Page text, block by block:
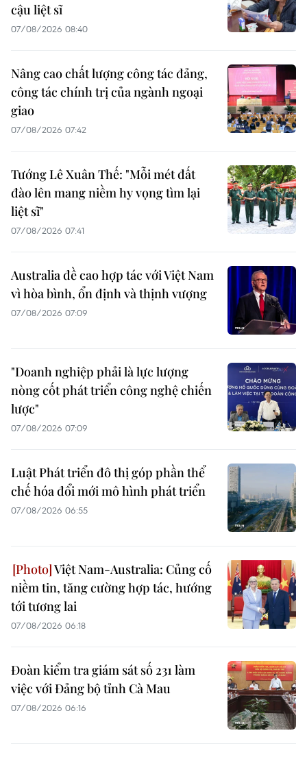
cậu liệt sĩ
07/08/2026 08:40
Nâng cao chất lượng công tác đảng,
công tác chính trị của ngành ngoại
giao
07/08/2026 07:42
Tướng Lê Xuân Thế: "Mỗi mét đất
đào lên mang niềm hy vọng tìm lại
liệt sĩ"
07/08/2026 07:41
Australia đề cao hợp tác với Việt Nam
vì hòa bình, ổn định và thịnh vượng
07/08/2026 07:09
"Doanh nghiệp phải là lực lượng
nòng cốt phát triển công nghệ chiến
lược"
07/08/2026 07:09
Luật Phát triển đô thị góp phần thể
chế hóa đổi mới mô hình phát triển
07/08/2026 06:55
Việt Nam-Australia: Củng cố
niềm tin, tăng cường hợp tác, hướng
tới tương lai
07/08/2026 06:18
Đoàn kiểm tra giám sát số 231 làm
việc với Đảng bộ tỉnh Cà Mau
07/08/2026 06:16